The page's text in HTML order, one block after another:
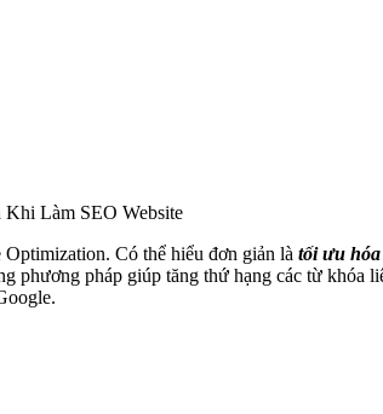
Có thể hiểu đơn giản là tối ưu hóa
pháp giúp tăng thứ hạng các từ khóa